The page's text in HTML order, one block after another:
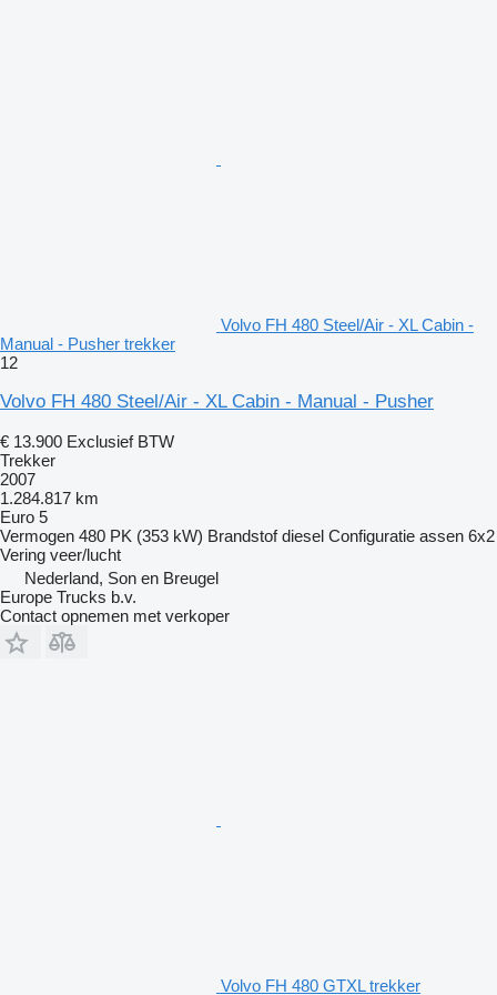
Volvo FH 480 Steel/Air - XL Cabin -
Manual - Pusher trekker
12
Volvo FH 480 Steel/Air - XL Cabin - Manual - Pusher
€ 13.900 Exclusief BTW
Trekker
2007
1.284.817 km
Euro 5
Vermogen 480 PK (353 kW) Brandstof diesel Configuratie assen 6x2
Vering veer/lucht
Nederland, Son en Breugel
Europe Trucks b.v.
Contact opnemen met verkoper
Volvo FH 480 GTXL trekker